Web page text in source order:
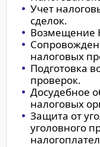
Учет
сделок.
Возмещение
налоговых
Подготовка
проверок.
Досудебное
налоговых
Защита от
уголовного